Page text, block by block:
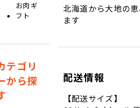
お肉ギ
フト
テゴリ
から探
北海道から大地の
ます
配送情報
【配送サイズ】